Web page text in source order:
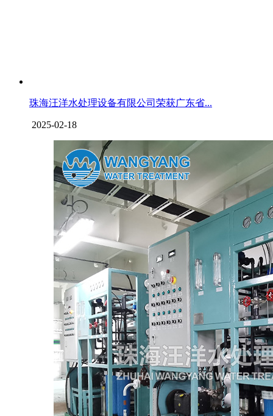
珠海汪洋水处理设备有限公司荣获广东省...
2025-02-18